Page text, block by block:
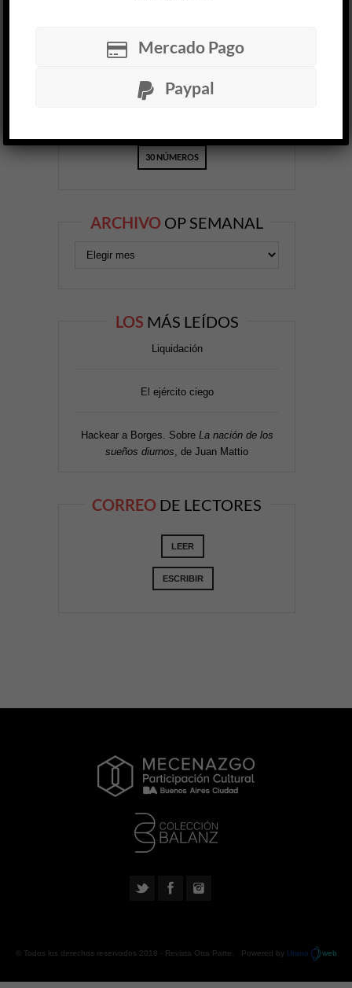
30 NÚMEROS
ARCHIVO OP SEMANAL
LOS MÁS LEÍDOS
Liquidación
El ejército ciego
Hackear a Borges. Sobre La nación de los
sueños diurnos , de Juan Mattio
CORREO DE LECTORES
LEER
ESCRIBIR
© Todos los derechos reservados 2018 - Revista Otra Parte . Powered by Urano web
Mercado Pago
Paypal